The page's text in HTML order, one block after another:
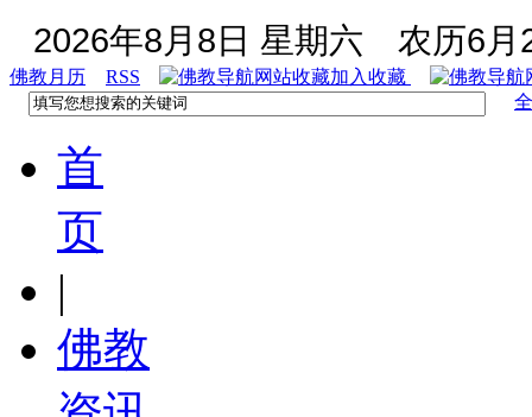
2026年8月8日 星期六 农历6月
佛教月历 RSS
加入收藏
首
页
|
佛教